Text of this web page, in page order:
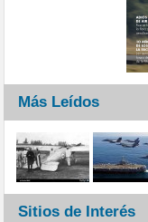
Más Leídos
Sitios de Interés